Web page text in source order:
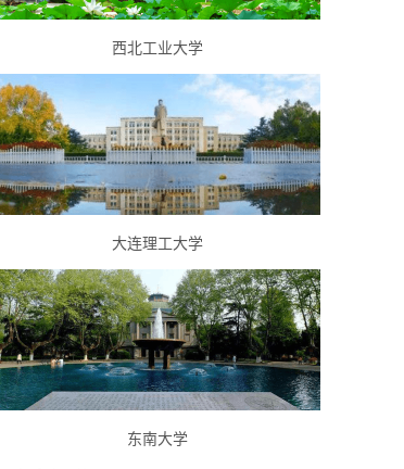
西北工业大学
大连理工大学
东南大学